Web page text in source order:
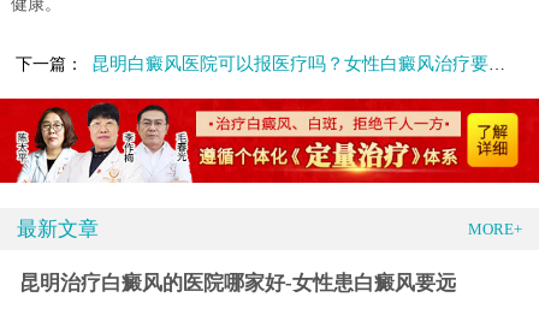
健康。
下一篇： 昆明白癜风医院可以报医疗吗？女性白癜风治疗要注意什么?
最新文章 MORE+
昆明治疗白癜风的医院哪家好-女性患白癜风要远